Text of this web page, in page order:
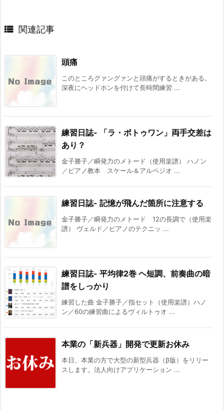
 関連記事
頭痛
このところグァングァンと頭痛がするときがある。
深夜にヘッドホンを付けて長時間練習 ...
練習日誌- 「ラ・ポトゥワン」両手交差は
あり？
金子勝子／瞬発力のメトード（使用楽譜） ハノン
／ピアノ教本 スケール＆アルペジオ ...
練習日誌- 記憶が飛んだ箇所に注意する
金子勝子／瞬発力のメトード 12の長調で（使用楽
譜） ヴェルド／ピアノのテクニッ ...
練習日誌- 平均律2巻 ヘ短調、前奏曲の暗
譜をしっかり
練習した曲 金子勝子／指セット（使用楽譜）ハノ
ン／60の練習曲によるヴィルトゥオ ...
本業の「新兵器」開発で更新お休み
本日、本業の方で大型の新型兵器（β版）をリリー
スします。法人向けアプリケーション ...